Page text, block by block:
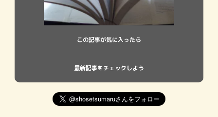
この記事が気に入ったら
最新記事をチェックしよう